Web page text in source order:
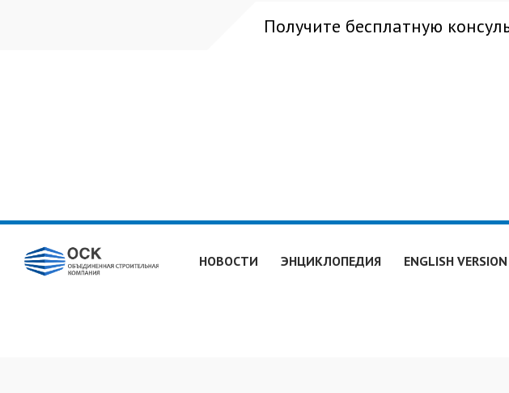
Получите бесплатную
НОВОСТИ ЭНЦИКЛОПЕДИЯ ENGLISH VERSION